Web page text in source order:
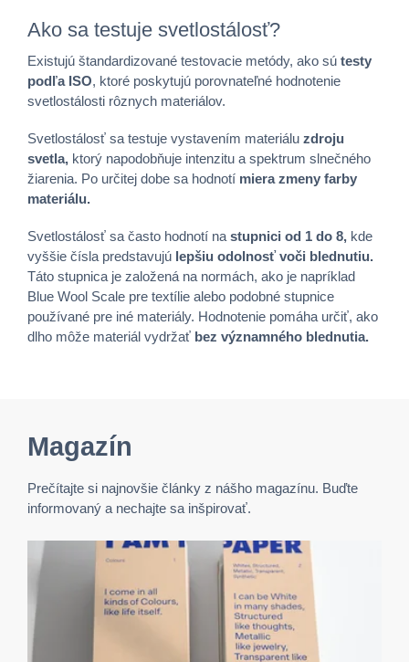
Ako sa testuje svetlostálosť?
Existujú štandardizované testovacie metódy, ako sú testy
podľa ISO, ktoré poskytujú porovnateľné hodnotenie
svetlostálosti rôznych materiálov.
Svetlostálosť sa testuje vystavením materiálu zdroju
svetla, ktorý napodobňuje intenzitu a spektrum slnečného
žiarenia. Po určitej dobe sa hodnotí miera zmeny farby
materiálu.
Svetlostálosť sa často hodnotí na stupnici od 1 do 8, kde
vyššie čísla predstavujú lepšiu odolnosť voči blednutiu.
Táto stupnica je založená na normách, ako je napríklad
Blue Wool Scale pre textílie alebo podobné stupnice
používané pre iné materiály. Hodnotenie pomáha určiť, ako
dlho môže materiál vydržať bez významného blednutia.
Magazín
Prečítajte si najnovšie články z nášho magazínu. Buďte
informovaný a nechajte sa inšpirovať.